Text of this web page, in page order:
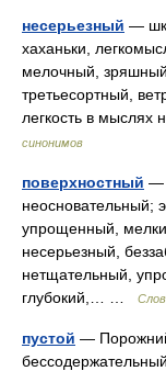
несерьезный —
хаханьки,
мелочный,
третьесортный,
легкость в
синонимов
поверхностный —
неосновательный;
упрощенный,
несерьезный,
нетщательный,
глубокий,… …
пустой —